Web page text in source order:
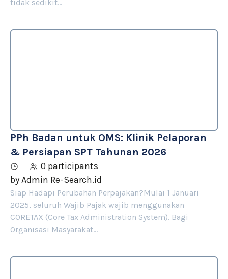
tidak sedikit…
PPh Badan untuk OMS: Klinik Pelaporan
& Persiapan SPT Tahunan 2026
0 participants
byAdmin Re-Search.id
Siap Hadapi Perubahan Perpajakan?Mulai 1 Januari
2025, seluruh Wajib Pajak wajib menggunakan
CORETAX (Core Tax Administration System). Bagi
Organisasi Masyarakat…